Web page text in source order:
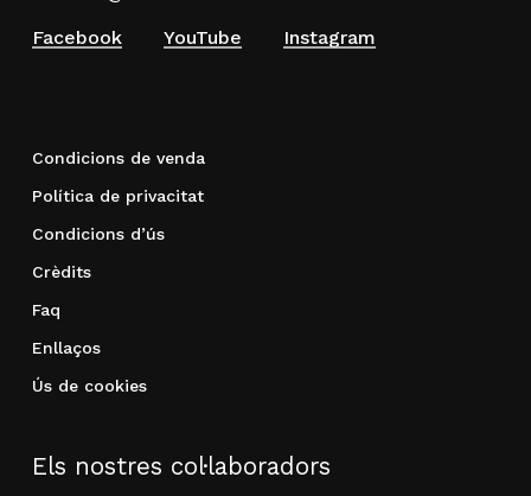
Facebook
YouTube Instagram
Condicions de venda
Política de privacitat
Condicions d’ús
Crèdits
Faq
Enllaços
Ús de cookies
Els nostres col·laboradors